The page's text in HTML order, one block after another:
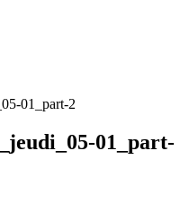
01_part-2
01_part-